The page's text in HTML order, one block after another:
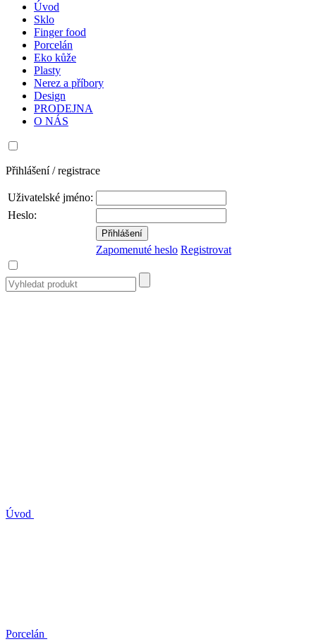
Úvod
Sklo
Finger food
Porcelán
Eko kůže
Plasty
Nerez a příbory
Design
PRODEJNA
O NÁS
Přihlášení / registrace
Uživatelské jméno:
Heslo:
Zapomenuté heslo Registrovat
Úvod
Porcelán